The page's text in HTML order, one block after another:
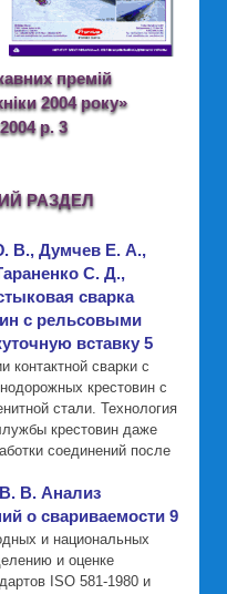
премій
2004 року»
р. 3
РАЗДЕЛ
В., Думчев Е. А.,
С. Д.,
сварка
с рельсовыми
вставку 5
контактной сварки с
крестовин с
стали. Технология
крестовин даже
соединений после
В. Анализ
о свариваемости 9
и национальных
и оценке
ISO 581-1980 и